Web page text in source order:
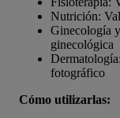
Nutrición:
Ginecología
ginecológica
fotográfico
Cómo utilizarlas: